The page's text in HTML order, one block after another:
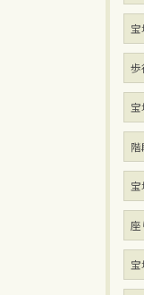
宝
歩
座